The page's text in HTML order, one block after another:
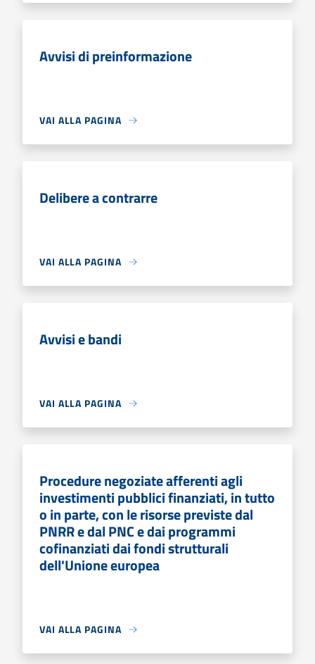
Avvisi di preinformazione
VAI ALLA PAGINA
Delibere a contrarre
VAI ALLA PAGINA
Avvisi e bandi
VAI ALLA PAGINA
Procedure negoziate afferenti agli
investimenti pubblici finanziati, in tutto
o in parte, con le risorse previste dal
PNRR e dal PNC e dai programmi
cofinanziati dai fondi strutturali
dell'Unione europea
VAI ALLA PAGINA